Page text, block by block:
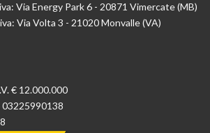
Via Energy Park 6 - 20871 Vimercate (MB)
Via Volta 3 - 21020 Monvalle (VA)
€ 12.000.000
03225990138